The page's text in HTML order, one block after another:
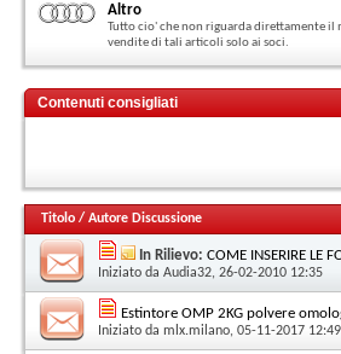
Altro
Tutto cio' che non riguarda direttamente il
vendite di tali articoli solo ai soci.
Contenuti consigliati
Titolo / Autore Discussione
In Rilievo: COME INSERIRE LE
Iniziato da Audia32, 26-02-2010 12:35
Estintore OMP 2KG polvere
Iniziato da mlx.milano, 05-11-2017 12:49